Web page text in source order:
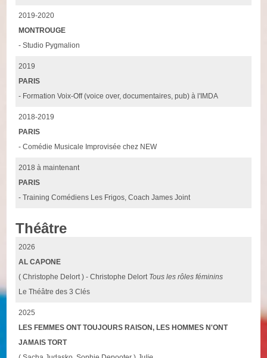
2019-2020
MONTROUGE
- Studio Pygmalion
2019
PARIS
- Formation Voix-Off (voice over, documentaires, pub) à l'IMDA
2018-2019
PARIS
- Comédie Musicale Improvisée chez NEW
2018 à maintenant
PARIS
- Training Comédiens Les Frigos, Coach James Joint
Théâtre
2026
AL CAPONE
( Christophe Delort ) - Christophe Delort Tous les rôles féminins
Le Théâtre des 3 Clés
2025
LES FEMMES ONT TOUJOURS RAISON, LES HOMMES N'ONT
JAMAIS TORT